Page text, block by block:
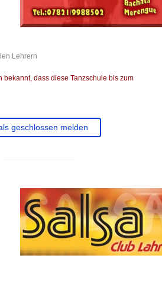
Lehrern
bekannt, dass diese Tanzschule bis zum
geschlossen melden